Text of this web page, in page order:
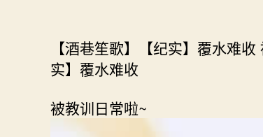
【酒巷笙歌】【纪实】覆水难
实】覆水难收
被教训日常啦~